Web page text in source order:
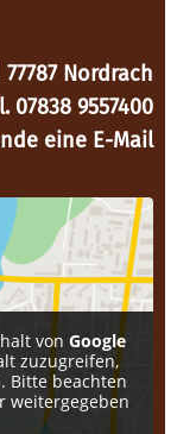
Nordrach
07838 9557400
eine E-Mail
von Google
zuzugreifen,
Bitte beachten
weitergegeben